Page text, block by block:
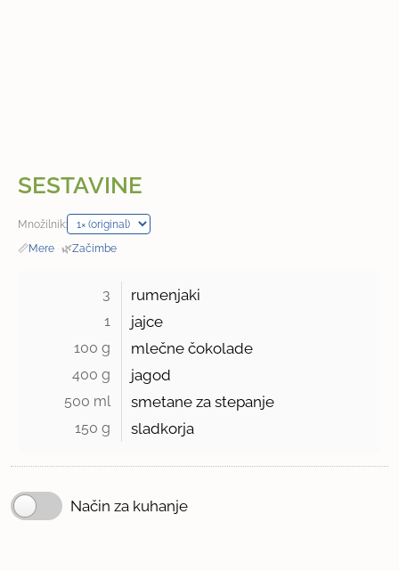
SESTAVINE
Množilnik:
📏Mere · 🌿Začimbe
3 rumenjaki
1 jajce
100 g mlečne čokolade
400 g jagod
500 ml smetane za stepanje
150 g sladkorja
Način za kuhanje